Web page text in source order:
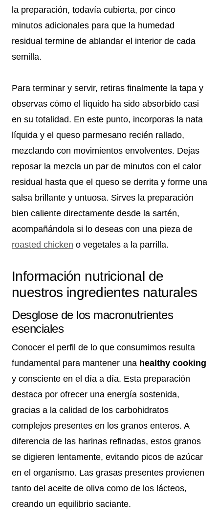
la preparación, todavía cubierta, por cinco
minutos adicionales para que la humedad
residual termine de ablandar el interior de cada
semilla.
Para terminar y servir, retiras finalmente la tapa y
observas cómo el líquido ha sido absorbido casi
en su totalidad. En este punto, incorporas la nata
líquida y el queso parmesano recién rallado,
mezclando con movimientos envolventes. Dejas
reposar la mezcla un par de minutos con el calor
residual hasta que el queso se derrita y forme una
salsa brillante y untuosa. Sirves la preparación
bien caliente directamente desde la sartén,
acompañándola si lo deseas con una pieza de
roasted chicken o vegetales a la parrilla.
Información nutricional de
nuestros ingredientes naturales
Desglose de los macronutrientes
esenciales
Conocer el perfil de lo que consumimos resulta
fundamental para mantener una healthy cooking
y consciente en el día a día. Esta preparación
destaca por ofrecer una energía sostenida,
gracias a la calidad de los carbohidratos
complejos presentes en los granos enteros. A
diferencia de las harinas refinadas, estos granos
se digieren lentamente, evitando picos de azúcar
en el organismo. Las grasas presentes provienen
tanto del aceite de oliva como de los lácteos,
creando un equilibrio saciante.